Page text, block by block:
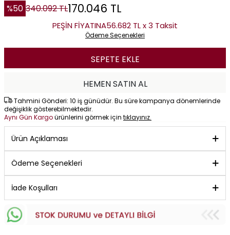
%50 340.092TL170.046 TL
PEŞİN FİYATINA56.682 TL x 3 Taksit
Ödeme Seçenekleri
SEPETE EKLE
HEMEN SATIN AL
Tahmini Gönderi: 10 iş günüdür. Bu süre kampanya dönemlerinde
değişiklik gösterebilmektedir.
Aynı Gün Kargoürünlerini görmek için tıklayınız.
Ürün Açıklaması
Ödeme Seçenekleri
İade Koşulları